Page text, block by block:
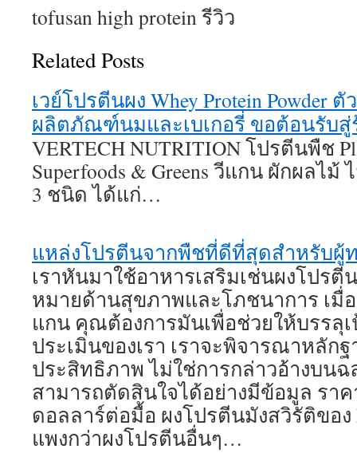
tofusan high protein รีวิว
Related Posts
เวย์โปรตีนผง Whey Protein Powder
ผลิตภัณฑ์นมและเบเกอรี่ ขอต้อนรับสู่
VERTECH NUTRITION โปรตีนพืช
Superfoods & Greens วีแกน ผักผลไ
3 ชนิด ได้แก่…
แหล่งโปรตีนจากพืชที่ดีที่สุดสำหรับผู้
เราหันมาใช้อาหารเสริมเช่นผงโปรตี
หมายด้านสุขภาพและโภชนาการ เมื่
แกน คุณต้องการมันเพื่อช่วยให้บรรลุ
ประเมินของเรา เราจะพิจารณาหลัก
ประสิทธิภาพ ไม่ใช่การกล่าวอ้างบน
สามารถตัดสินใจได้อย่างมีข้อมูล ราคา
ดอลลาร์ต่อมื้อ ผงโปรตีนมังสวิรัติของ
แพงกว่าผงโปรตีนอื่นๆ…